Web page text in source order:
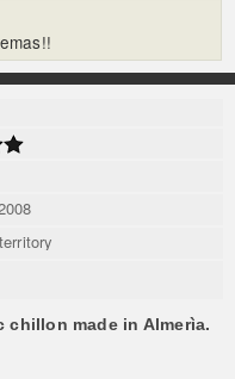
made in Almerìa.